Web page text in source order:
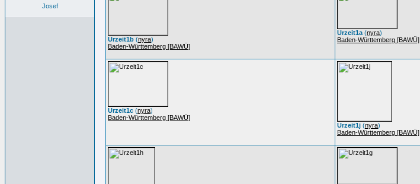
Josef
Urzeit1b (nyra)
Baden-Württemberg [BAWÜ]
Urzeit1a (nyra)
Baden-Württemberg [BAWÜ]
Urzeit1c (nyra)
Baden-Württemberg [BAWÜ]
Urzeit1j (nyra)
Baden-Württemberg [BAWÜ]